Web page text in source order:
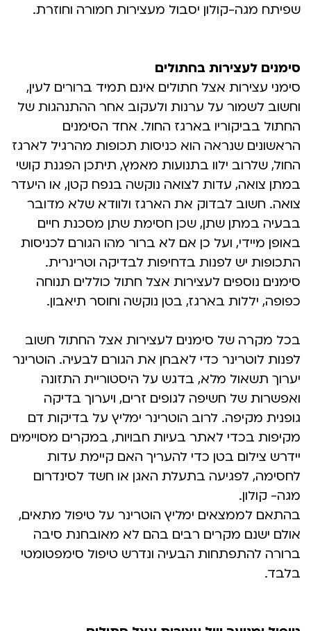
שפיתח מגה-קולון יסבול מעצירות חמורה וחוזרת.
סימנים לעצירות בחתולים
סימני עצירות אצל חתולים אינם תמיד ברורים לעין,
וחשוב לשמור על ערנות ולעקוב אחר ההתנהגות של
החתול בביקוריו בארגז החול. אחד הסימנים
הראשונים שנראה הוא כניסות תכופות מהרגיל לארגז
החול, שלרוב ילוו בתנועות מאמץ, תיתכן הפגנת קושי
במתן צואה, עדות לצואה נוקשה בנפח קטן, או היעדר
צואה. חשוב לבדוק את הארגז ולוודא שלא מדובר
בבעיה במתן שתן, שכן חסימת שתן מסכנת חיים
באופן מיידי, ועל כן אם לא ברור מהו הגורם לכניסות
התכופות יש לפנות בדחיפות לבדיקה וטרינרית.
סימנים נוספים לעצירות אצל חתול כוללים תנוחה
כפופה, יללות בארגז, בטן נוקשה וחוסר תיאבון.
בכל מקרה של סימנים לעצירות אצל החתול חשוב
לפנות לוטרינר כדי לאבחן את הגורם לבעיה. הוטרינר
יערוך תשאול מלא, בדגש על היסטוריית התזונה
ואפשרות של חשיפה לגופים זרים, ויערוך בדיקה
גופנית מקיפה. לרוב הוטרינר ימליץ על בדיקות דם
מקיפות בכדי לאתר בעיות חבויות, במקרים מסויימים
יידרש צילום בטן כדי להעריך האם קיימת עדות
לחסימה, לפגיעה בתעלת האגן או חשד לסינדרום
מגה- קולון.
בהתאם לממצאים ימליץ הוטרינר על טיפול מתאים,
אולם ישנם מקרים רבים בהם לא מאובחנת סיבה
ברורה להתפתחות הבעיה ונדרש טיפול סימפטומטי
בלבד.